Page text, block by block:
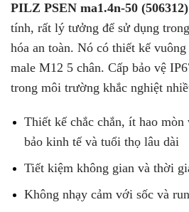
PILZ PSEN ma1.4n-50 (506312)
tính, rất lý tưởng để sử dụng
hóa an toàn. Nó có thiết kế
male M12 5 chân. Cấp bảo vệ
trong môi trường khắc nghiệt
Thiết kế chắc chắn, ít hao mòn
bảo kinh tế và tuổi thọ lâu dài
Tiết kiệm không gian và thời
Không nhạy cảm với sốc và